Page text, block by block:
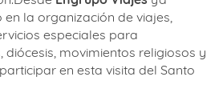
la organización de viajes,
especiales para
diócesis, movimientos religiosos y
en esta visita del Santo